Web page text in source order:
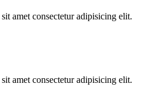
amet consectetur adipisicing elit.
amet consectetur adipisicing elit.